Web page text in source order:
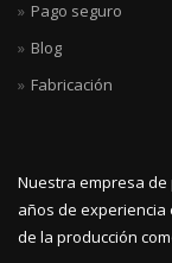
Pago seguro
Blog
Fabricación
Nuestra empresa
años de experiencia
de la producción